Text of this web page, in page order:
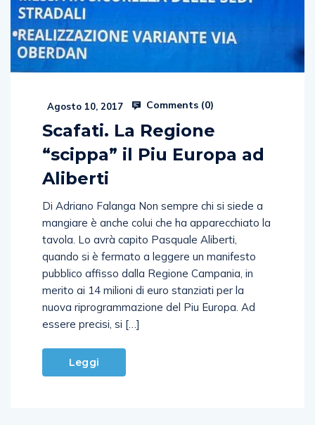
Agosto 10, 2017 Comments (0)
Scafati. La Regione
“scippa” il Piu Europa ad
Aliberti
Di Adriano Falanga Non sempre chi si siede a
mangiare è anche colui che ha apparecchiato la
tavola. Lo avrà capito Pasquale Aliberti,
quando si è fermato a leggere un manifesto
pubblico affisso dalla Regione Campania, in
merito ai 14 milioni di euro stanziati per la
nuova riprogrammazione del Piu Europa. Ad
essere precisi, si […]
Leggi